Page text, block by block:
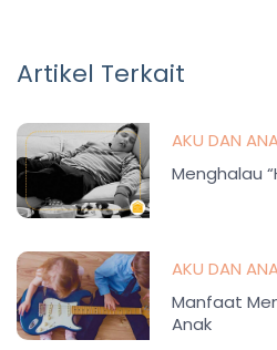
Artikel Terkait
AKU DAN
Menghalau
AKU DAN
Manfaat
Anak